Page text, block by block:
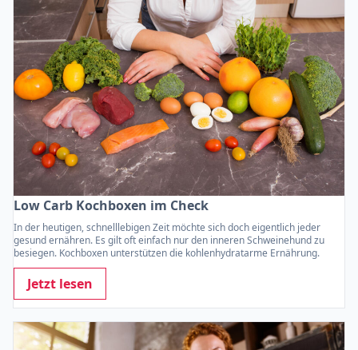
Low Carb Kochboxen im Check
In der heutigen, schnelllebigen Zeit möchte sich doch eigentlich jeder
gesund ernähren. Es gilt oft einfach nur den inneren Schweinehund zu
besiegen. Kochboxen unterstützen die kohlenhydratarme Ernährung.
Jetzt lesen